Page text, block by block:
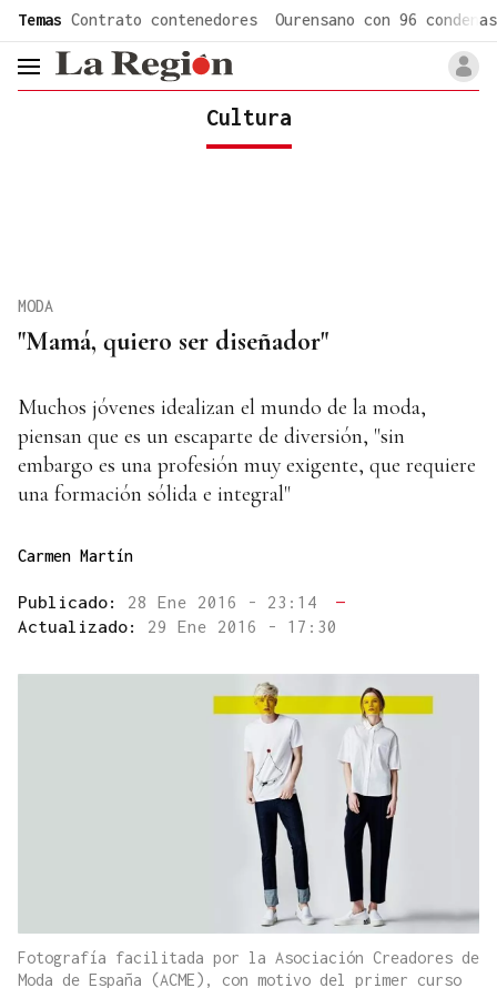
Temas Contrato contenedores Ourensano con 96 condenas
header.menu.open
Cultura
"Mamá, quiero ser diseñador"
MODA
Muchos jóvenes idealizan el mundo de la moda,
piensan que es un escaparte de diversión, "sin
embargo es una profesión muy exigente, que requiere
una formación sólida e integral"
Carmen Martín
Publicado: 28 Ene 2016 - 23:14
—
Actualizado: 29 Ene 2016 - 17:30
Fotografía facilitada por la Asociación Creadores de
Moda de España (ACME), con motivo del primer curso